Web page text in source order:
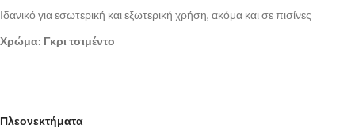
Ιδανικό για εσωτερική και εξωτερική χρήση, ακόμα και σε πισίνες
Χρώμα: Γκρι τσιμέντο
Πλεονεκτήματα